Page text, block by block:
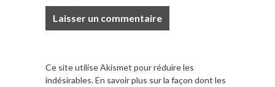
Ce site utilise Akismet pour réduire les
indésirables.En savoir plus sur la façon dont les